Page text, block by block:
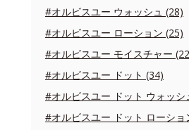
#オルビスユー ウォッシュ (28)
#オルビスユー ローション (25)
#オルビスユー モイスチャー
#オルビスユー ドット (34)
#オルビスユー ドット ウォッシ
#オルビスユー ドット ローショ